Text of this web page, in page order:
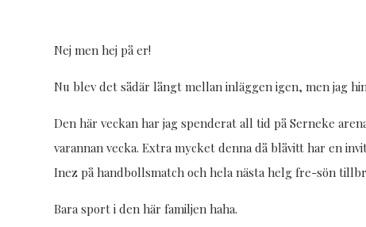
Nej men hej på er!
Nu blev det sådär långt mellan inläggen igen, men jag
Den här veckan har jag spenderat all tid på Serneke
varannan vecka. Extra mycket denna då blåvitt har en
Inez på handbollsmatch och hela nästa helg fre-sön
Bara sport i den här familjen haha.